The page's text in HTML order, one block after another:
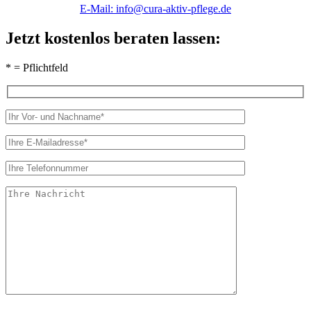
E-Mail: info@cura-aktiv-pflege.de
Jetzt kostenlos beraten lassen:
* = Pflichtfeld